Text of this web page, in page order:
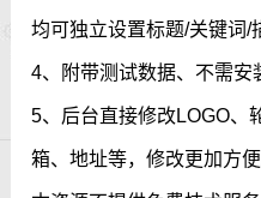
均可独立设置标题/关键词/
4、附带测试数据、不需安
5、后台直接修改LOGO、
箱、地址等，修改更加方便